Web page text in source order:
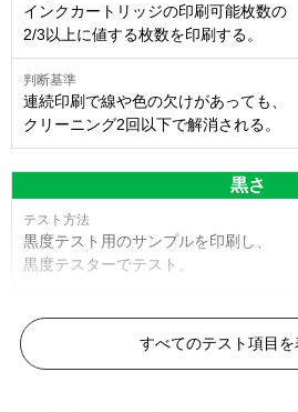
インクカートリッジの印刷可能枚数の
2/3以上に値する枚数を印刷する。
連続印刷で線や色の欠けがあっても、
クリーニング2回以下で解消される。
黒さ
黒度テスト用のサンプルを印刷し、
黒度テスターでテスト。
黒度の技術基準に適合する。
すべてのテスト項目を